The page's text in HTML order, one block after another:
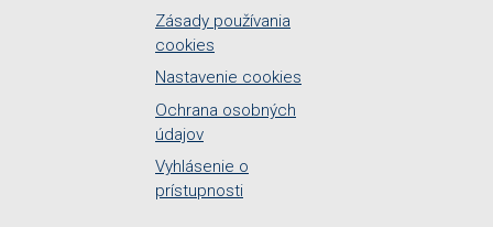
Zásady používania
cookies
Nastavenie cookies
Ochrana osobných
údajov
Vyhlásenie o
prístupnosti